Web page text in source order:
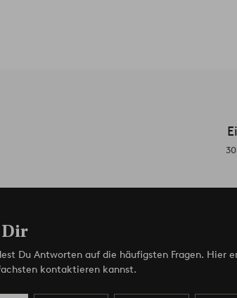
Du Antworten auf die häufigsten Fragen. Hier
kontaktieren kannst.